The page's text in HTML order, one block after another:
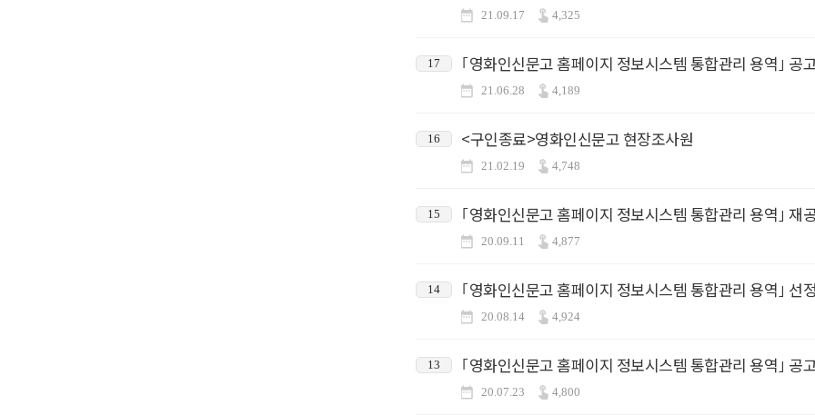
21.09.17 4,325
17 ｢영화인신문고 홈페이지 정보시스템 통합관리 용역｣ 공
21.06.28 4,189
16 <구인종료>영화인신문고 현장조사원
21.02.19 4,748
15 ｢영화인신문고 홈페이지 정보시스템 통합관리 용역｣ 재
20.09.11 4,877
14 ｢영화인신문고 홈페이지 정보시스템 통합관리 용역｣ 선
20.08.14 4,924
13 ｢영화인신문고 홈페이지 정보시스템 통합관리 용역｣ 공
20.07.23 4,800